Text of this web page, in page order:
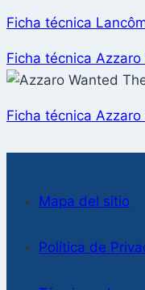
Ficha técnica
Ficha técnica
Ficha técnica
Mapa del sitio
Política de